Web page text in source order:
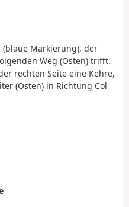
(blaue Markierung), der
Weg (Osten) trifft.
rechten Seite eine Kehre,
(Osten) in Richtung Col